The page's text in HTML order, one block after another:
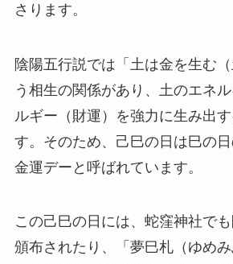
さります。
陰陽五行説では「土は金を生む
う相生の関係があり、土のエネ
ルギー（財運）を強力に生み出
す。そのため、己巳の日は巳の
金運デーと呼ばれています。
この己巳の日には、蛇窪神社で
頒布されたり、「夢巳札（ゆめ